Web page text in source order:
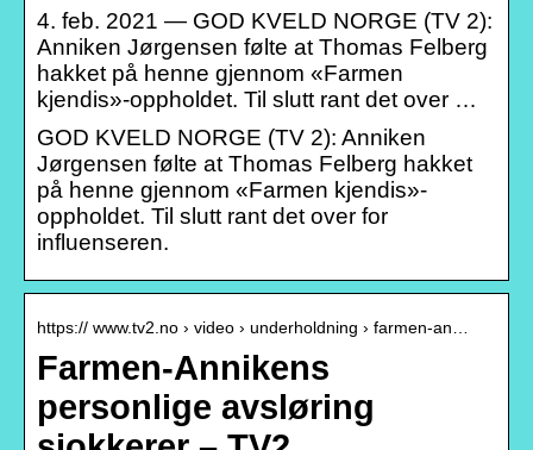
4. feb. 2021 — GOD KVELD NORGE (TV 2):
Anniken Jørgensen følte at Thomas Felberg
hakket på henne gjennom «Farmen
kjendis»-oppholdet. Til slutt rant det over …
GOD KVELD NORGE (TV 2): Anniken
Jørgensen følte at Thomas Felberg hakket
på henne gjennom «Farmen kjendis»-
oppholdet. Til slutt rant det over for
influenseren.
https:// www.tv2.no › video › underholdning › farmen-an…
Farmen-Annikens
personlige avsløring